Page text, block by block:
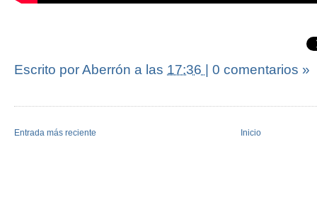
Escrito por Aberrón a las 17:36 | 0 comentarios »
Entrada más reciente Inicio